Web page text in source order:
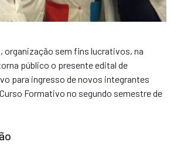
organização sem fins lucrativos, na
público o presente edital de
para ingresso de novos integrantes
Formativo no segundo semestre de